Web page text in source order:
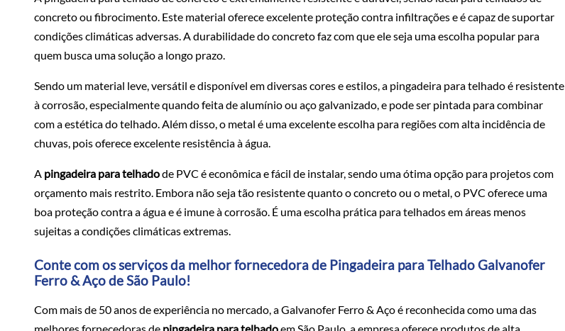
concreto ou fibrocimento. Este material oferece excelente proteção contra infiltrações e é capaz de suportar
condições climáticas adversas. A durabilidade do concreto faz com que ele seja uma escolha popular para
quem busca uma solução a longo prazo.
Sendo um material leve, versátil e disponível em diversas cores e estilos, a pingadeira para telhado é resistente
à corrosão, especialmente quando feita de alumínio ou aço galvanizado, e pode ser pintada para combinar
com a estética do telhado. Além disso, o metal é uma excelente escolha para regiões com alta incidência de
chuvas, pois oferece excelente resistência à água.
A pingadeira para telhadode PVC é econômica e fácil de instalar, sendo uma ótima opção para projetos com
orçamento mais restrito. Embora não seja tão resistente quanto o concreto ou o metal, o PVC oferece uma
boa proteção contra a água e é imune à corrosão. É uma escolha prática para telhados em áreas menos
sujeitas a condições climáticas extremas.
Conte com os serviços da melhor fornecedora de Pingadeira para Telhado Galvanofer
Ferro & Aço de São Paulo!
Com mais de 50 anos de experiência no mercado, a Galvanofer Ferro & Aço é reconhecida como uma das